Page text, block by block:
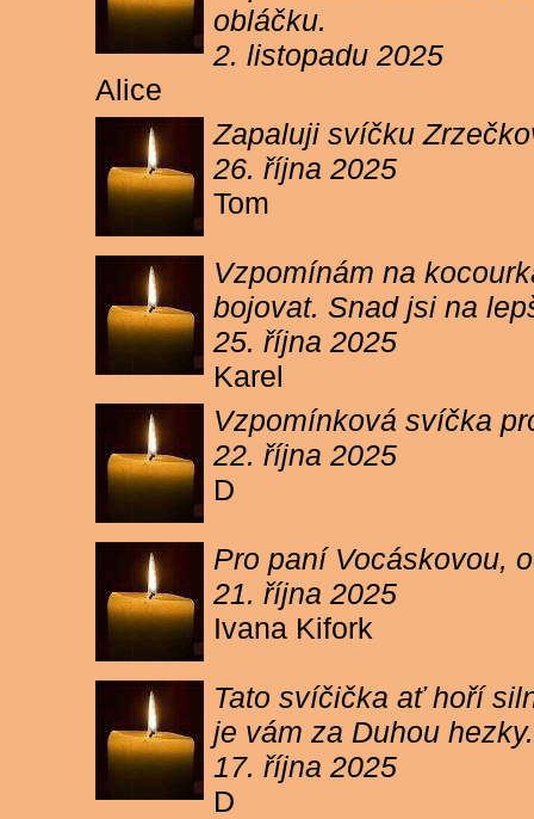
obláčku.
2. listopadu 2025
Alice
Zapaluji svíčku
26. října 2025
Tom
Vzpomínám na
bojovat. Snad jsi na
25. října 2025
Karel
Vzpomínková svíčka
22. října 2025
D
Pro paní Vocáskovou,
21. října 2025
Ivana Kifork
Tato svíčička ať hoří
je vám za Duhou
17. října 2025
D